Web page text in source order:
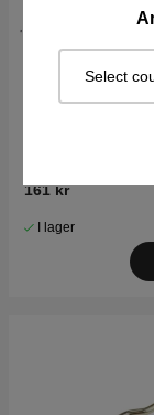
Select
Fjäder
161 kr
I lager